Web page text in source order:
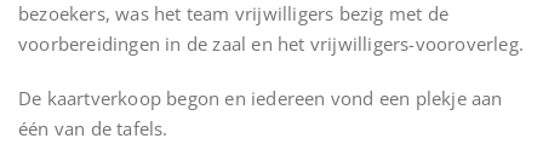
bezoekers, was het team vrijwilligers bezig met de
voorbereidingen in de zaal en het vrijwilligers-vooroverleg.
De kaartverkoop begon en iedereen vond een plekje aan
één van de tafels.